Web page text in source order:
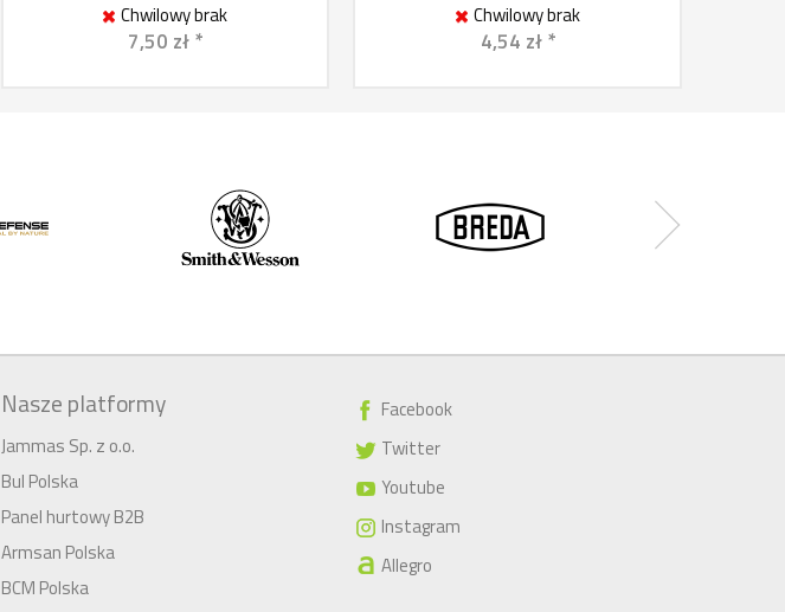
Chwilowy brak
7,50 zł *
Chwilowy brak
4,54 zł *
Facebook
Twitter
Youtube
Instagram
Allegro
Nasze platformy
Jammas Sp. z o.o.
Bul Polska
Panel hurtowy B2B
Armsan Polska
BCM Polska